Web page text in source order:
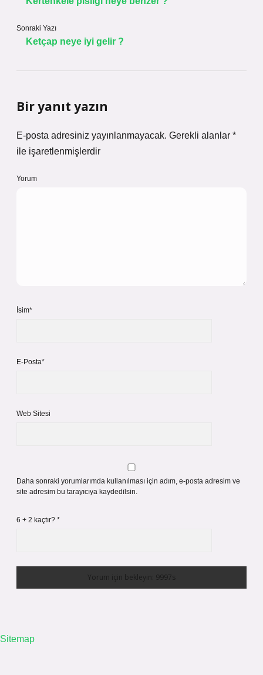
Sonraki Yazı
Ketçap neye iyi gelir ?
Bir yanıt yazın
E-posta adresiniz yayınlanmayacak. Gerekli alanlar *
ile işaretlenmişlerdir
Yorum
İsim*
E-Posta*
Web Sitesi
Daha sonraki yorumlarımda kullanılması için adım, e-posta adresim ve
site adresim bu tarayıcıya kaydedilsin.
6 + 2 kaçtır? *
Sitemap